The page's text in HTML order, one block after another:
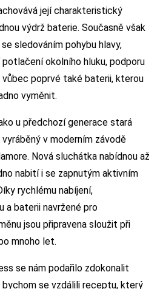
její charakteristický
výdrž baterie. Současně však
sledováním pohybu hlavy,
okolního hluku, podporu
poprvé také baterii, kterou
vyměnit.
u předchozí generace stará
v moderním závodě
Nová sluchátka nabídnou až
nabití i se zapnutým aktivním
rychlému nabíjení,
a baterii navržené pro
jsou připravena sloužit při
mnoho let.
se nám podařilo zdokonalit
se vzdálili receptu, který